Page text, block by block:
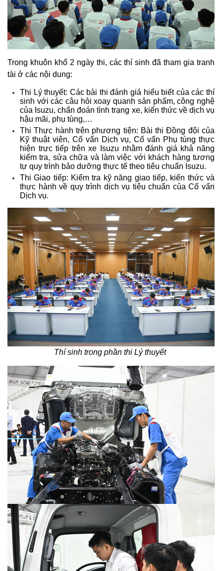
Trong khuôn khổ 2 ngày thi, các thí sinh đã tham gia tranh
tài ở các nội dung:
Thi Lý thuyết: Các bài thi đánh giá hiểu biết của các thí
sinh với các câu hỏi xoay quanh sản phẩm, công nghệ
của Isuzu, chẩn đoán tình trạng xe, kiến thức về dịch vụ
hậu mãi, phụ tùng,…
Thi Thực hành trên phương tiện: Bài thi Đồng đội của
Kỹ thuật viên, Cố vấn Dịch vụ, Cố vấn Phụ tùng thực
hiện trực tiếp trên xe Isuzu nhằm đánh giá khả năng
kiểm tra, sửa chữa và làm việc với khách hàng tương
tự quy trình bảo dưỡng thực tế theo tiêu chuẩn Isuzu.
Thi Giao tiếp: Kiểm tra kỹ năng giao tiếp, kiến thức và
thực hành về quy trình dịch vụ tiêu chuẩn của Cố vấn
Dịch vụ.
Thí sinh trong phần thi Lý thuyết